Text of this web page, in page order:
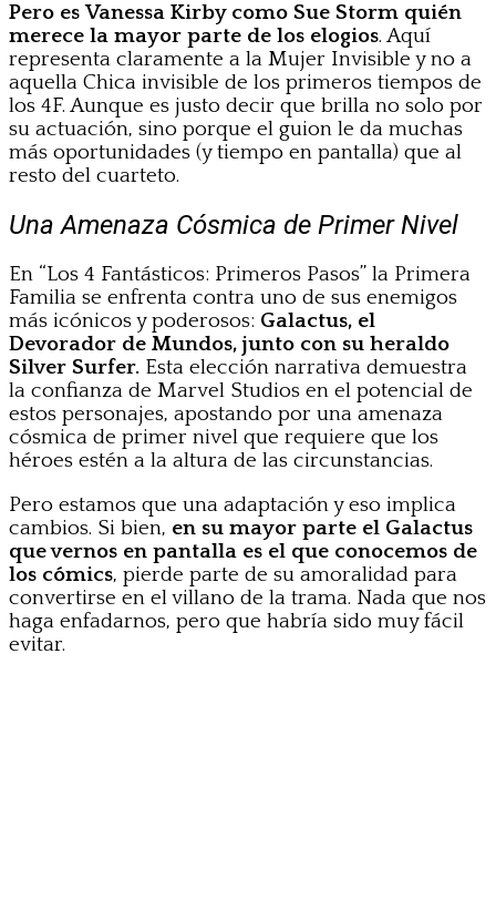
Pero es Vanessa Kirby como Sue Storm quién
merece la mayor parte de los elogios. Aquí
representa claramente a la Mujer Invisible y no a
aquella Chica invisible de los primeros tiempos de
los 4F. Aunque es justo decir que brilla no solo por
su actuación, sino porque el guion le da muchas
más oportunidades (y tiempo en pantalla) que al
resto del cuarteto.
Una Amenaza Cósmica de Primer Nivel
En “Los 4 Fantásticos: Primeros Pasos” la Primera
Familia se enfrenta contra uno de sus enemigos
más icónicos y poderosos: Galactus, el
Devorador de Mundos, junto con su heraldo
Silver Surfer. Esta elección narrativa demuestra
la confianza de Marvel Studios en el potencial de
estos personajes, apostando por una amenaza
cósmica de primer nivel que requiere que los
héroes estén a la altura de las circunstancias.
Pero estamos que una adaptación y eso implica
cambios. Si bien, en su mayor parte el Galactus
que vernos en pantalla es el que conocemos de
los cómics, pierde parte de su amoralidad para
convertirse en el villano de la trama. Nada que nos
haga enfadarnos, pero que habría sido muy fácil
evitar.